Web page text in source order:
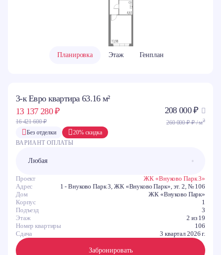
Планировка Этаж Генплан
3-к Евро квартира 63.16 м²
13 137 280 ₽
16 421 600 ₽
208 000 ₽
260 000 ₽ ₽ / м2
20% скидка
Без отделки
ВАРИАНТ ОПЛАТЫ
Проект
ЖК «Внуково Парк 3»
Адрес
1 - Внуково Парк 3, ЖК «Внуково Парк», эт. 2, № 106
Дом
ЖК «Внуково Парк»
Корпус
1
Подъезд
3
Этаж
2 из 19
Номер квартиры
106
Сдача
3 квартал 2026 г.
Забронировать